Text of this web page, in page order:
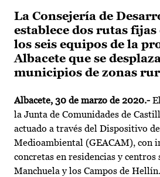
La Consejería de
establece dos rutas
los seis equipos de la
Albacete que se
municipios de zonas
Albacete, 30 de marzo de 2020.-
la Junta de Comunidades de
actuado a través del Dispositivo
Medioambiental (GEACAM), con
concretas en residencias y
Manchuela y los Campos de Hellín.